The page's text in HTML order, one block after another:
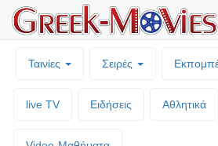
Ταινίες Σειρές
live TV Ειδήσεις Αθλητικά